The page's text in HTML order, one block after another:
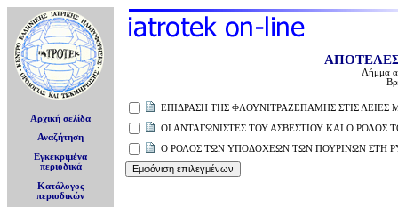
Αρχική σελίδα
Αναζήτηση
Εγκεκριμένα
περιοδικά
Κατάλογος
περιοδικών
Λήμμα
ΕΠΙΔΡΑΣΗ ΤΗΣ ΦΛΟΥΝΙΤΡΑΖΕΠΑΜΗΣ ΣΤΙΣ ΛΕΙΕΣ
ΟΙ ΑΝΤΑΓΩΝΙΣΤΕΣ ΤΟΥ ΑΣΒΕΣΤΙΟΥ ΚΑΙ Ο
Ο ΡΟΛΟΣ ΤΩΝ ΥΠΟΔΟΧΕΩΝ ΤΩΝ ΠΟΥΡΙΝΩΝ ΣΤΗ